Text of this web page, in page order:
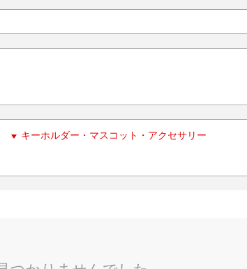
キーホルダー・マスコット・アクセサリー